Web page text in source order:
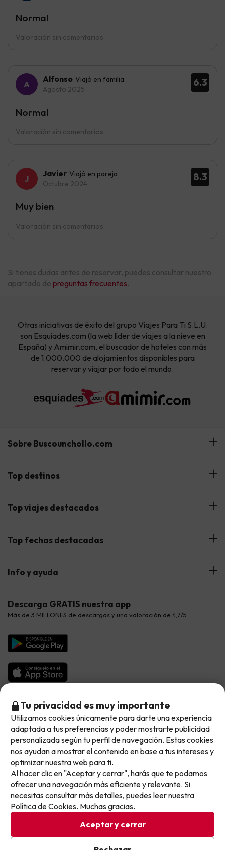
Valoración sin comentarios
Normal
6.3
Alfonso Viajó en familia
Agosto 2025
Valoración sin comentarios
Normal
8.3
Javier Viajó en pareja
Octubre 2024
Valoración sin comentarios
Muy bien
Si tienes dudas antes de reservar, puedes consultar nuestro
apartado de preguntas frecuentes.
No llegas tarde: llegas al siguiente.
Este chollo ya ha caducado, pero cada día lanzamos
nuevas oportunidades para viajar mejor y pagar
menos.
Apúntate y que el próximo no se te escape.
Pon tu mejor e-mail
Otras iniciativas de éxito del grupo Viajes Para Ti S.L.U.
son Esquiades.com (la web líder de viajes a la nieve en
España) y Amimir.com, el buscador de hoteles con más
de 1.000.000 de alojamientos disponibles para
reservar y viajar por todo el mundo.
Sobre Buscounchollo.com
¿Quiénes somos?
Buscounchollo en los medios
Proveedores
Viajes para grupos
Top destinos
Hoteles Andalucía
Hoteles Cataluña
Hoteles Galicia
Hoteles Salou
Top viajes destacados
Viajes con Niños
Viajes de Novios
Chollos con Todo Incluido
Chollos en la playa
Chollos con Vuelo Incluido
Hoteles con toboganes
Selección de la Newsletter
Los favoritos de nuestros clientes
Top fechas destacadas
Verano
Vacaciones en Agosto
Vacaciones en Octubre
Vacaciones en Noviembre
Info y ayuda
Contáctanos
Preguntas frecuentes
Descarga GRATIS nuestra app
Más de 3 MILLONES de descargas y una valoración de 4,7/5.
Métodos de pago disponibles
Condiciones generales
Privacidad datos
Política de cookies
Viajes para ti S.L.U. Copyright © Buscounchollo.com 2010 -
2026
Tu privacidad es muy importante
Utilizamos cookies únicamente para darte una experiencia
adaptada a tus preferencias y poder mostrarte publicidad
personalizada según tu perfil de navegación. Estas cookies
nos ayudan a mostrar el contenido en base a tus intereses y
optimizar nuestra web para ti.
Al hacer clic en "Aceptar y cerrar", harás que te podamos
ofrecer una navegación más eficiente y relevante. Si
necesitas consultar más detalles, puedes leer nuestra
Política de Cookies. Muchas gracias.
Aceptar y cerrar